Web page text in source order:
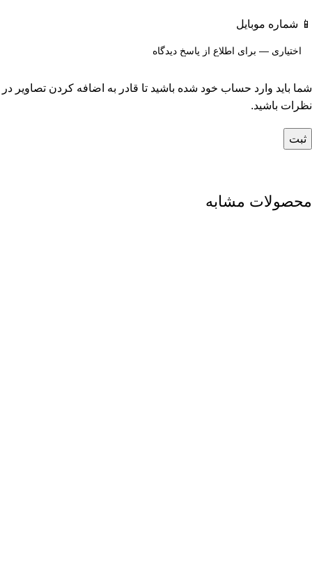
📱 شماره موبایل
شما باید وارد حساب خود شده باشید تا قادر به اضافه کردن تصاویر در
نظرات باشید.
محصولات مشابه